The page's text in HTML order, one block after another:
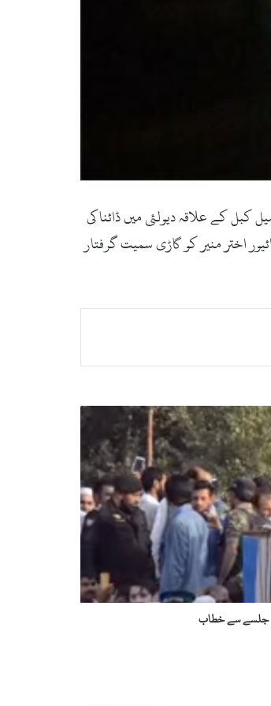
تحصیل کبل کے علاقہ دیولئی میں ڈائنا کی
اختر منیر کو گاڑی سمیت گرفتار
جلسے سے خطاب